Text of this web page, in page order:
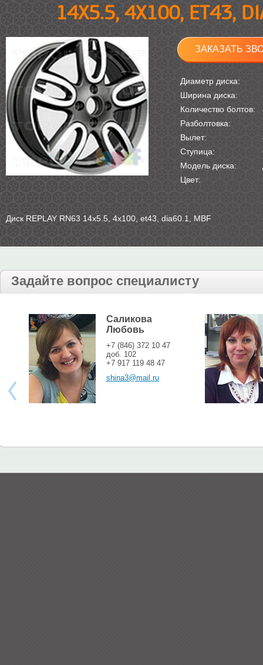
14Х5.5, 4Х100, ET43,
ЗАКАЗАТЬ
Диаметр диска:
Ширина диска:
Количество болтов:
Разболтовка:
Вылет:
Ступица:
Модель диска:
Цвет:
Диск REPLAY RN63 14х5.5, 4х100, et43, dia60.1, MBF
Задайте вопрос специалисту
Саликова
Любовь
+7 (846) 372 10 47
доб. 102
+7 917 119 48 47
shina3@mail.ru